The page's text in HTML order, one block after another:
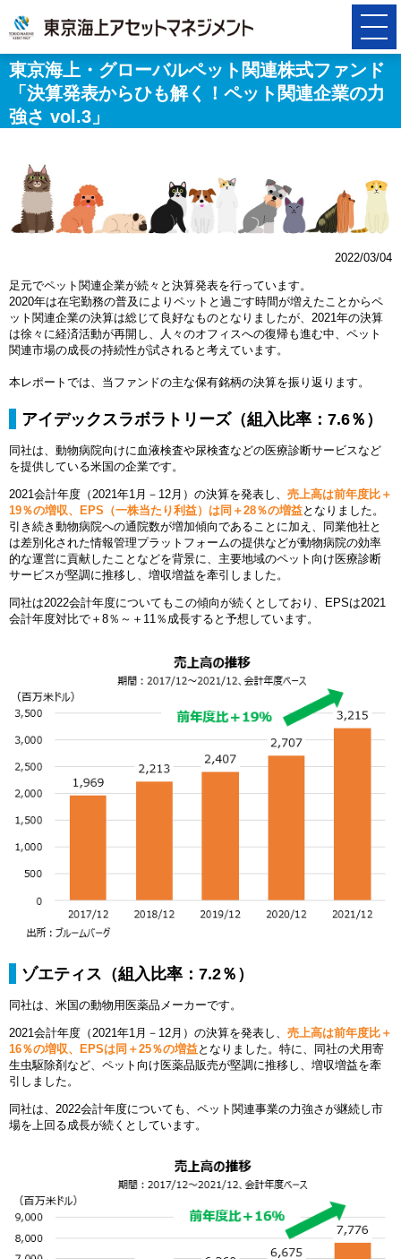
東京海上・グローバルペット関連株式ファンド
「決算発表からひも解く！ペット関連企業の力
強さ vol.3」
2022/03/04
足元でペット関連企業が続々と決算発表を行っています。
2020年は在宅勤務の普及によりペットと過ごす時間が増えたことからペ
ット関連企業の決算は総じて良好なものとなりましたが、2021年の決算
は徐々に経済活動が再開し、人々のオフィスへの復帰も進む中、ペット
関連市場の成長の持続性が試されると考えています。
本レポートでは、当ファンドの主な保有銘柄の決算を振り返ります。
アイデックスラボラトリーズ（組入比率：7.6％）
同社は、動物病院向けに血液検査や尿検査などの医療診断サービスなど
を提供している米国の企業です。
2021会計年度（2021年1月－12月）の決算を発表し、 売上高は前年度比＋
19％の増収、EPS（一株当たり利益）は同＋28％の増益となりました。
引き続き動物病院への通院数が増加傾向であることに加え、同業他社と
は差別化された情報管理プラットフォームの提供などが動物病院の効率
的な運営に貢献したことなどを背景に、主要地域のペット向け医療診断
サービスが堅調に推移し、増収増益を牽引しました。
同社は2022会計年度についてもこの傾向が続くとしており、EPSは2021
会計年度対比で＋8％～＋11％成長すると予想しています。
ゾエティス（組入比率：7.2％）
同社は、米国の動物用医薬品メーカーです。
2021会計年度（2021年1月－12月）の決算を発表し、 売上高は前年度比＋
16％の増収、EPSは同＋25％の増益となりました。特に、同社の犬用寄
生虫駆除剤など、ペット向け医薬品販売が堅調に推移し、増収増益を牽
引しました。
同社は、2022会計年度についても、ペット関連事業の力強さが継続し市
場を上回る成長が続くとしています。